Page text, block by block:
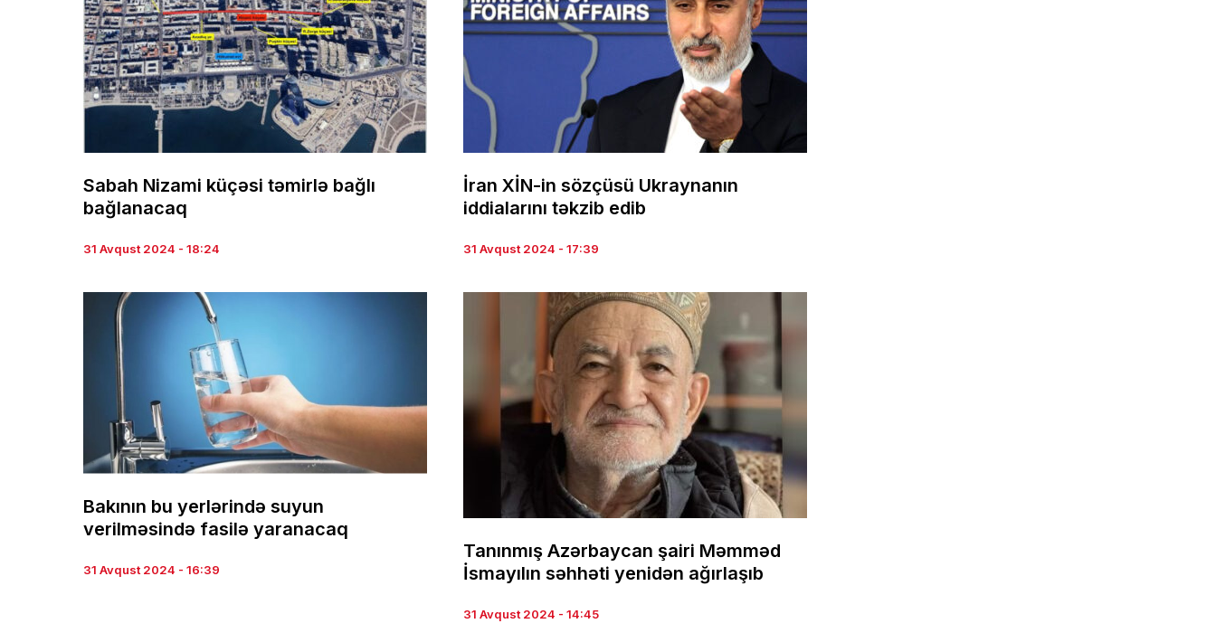
Sabah Nizami küçəsi təmirlə bağlı
bağlanacaq
31 Avqust 2024 - 18:24
İran XİN-in sözçüsü Ukraynanın
iddialarını təkzib edib
31 Avqust 2024 - 17:39
Bakının bu yerlərində suyun
verilməsində fasilə yaranacaq
31 Avqust 2024 - 16:39
Tanınmış Azərbaycan şairi Məmməd
İsmayılın səhhəti yenidən ağırlaşıb
31 Avqust 2024 - 14:45